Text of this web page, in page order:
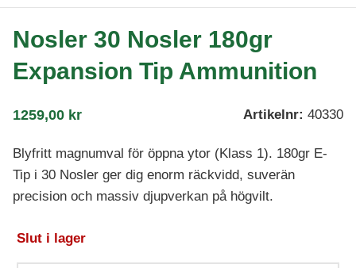
Nosler 30 Nosler 180gr
Expansion Tip Ammunition
1259,00 kr Artikelnr: 40330
Blyfritt magnumval för öppna ytor (Klass 1). 180gr E-
Tip i 30 Nosler ger dig enorm räckvidd, suverän
precision och massiv djupverkan på högvilt.
Slut i lager